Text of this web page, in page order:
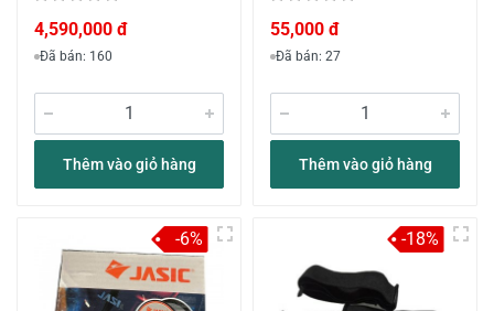
4,590,000 đ
Đã bán: 160
Thêm vào giỏ hàng
55,000 đ
Đã bán: 27
Thêm vào giỏ hàng
-6% -18%